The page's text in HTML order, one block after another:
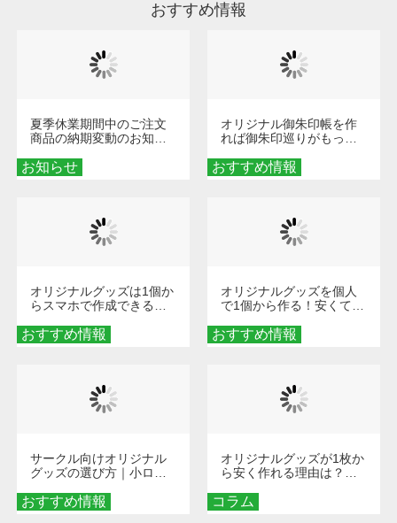
おすすめ情報
お知らせ
夏季休業期間中のご注文
商品の納期変動のお知ら
おすすめ情報
オリジナル御朱印帳を作
れば御朱印巡りがもっと
ダーメイドする魅力と選
び方
おすすめ情報
オリジナルグッズは1個か
らスマホで作成できる！
くなる巾着＆ポーチ活用
術
おすすめ情報
オリジナルグッズを個人
で1個から作る！安くて簡
秘訣
おすすめ情報
サークル向けオリジナル
グッズの選び方｜小ロッ
める秘訣
コラム
オリジナルグッズが1枚か
ら安く作れる理由は？オ
とメリットを解説